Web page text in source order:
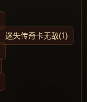
迷失传奇卡无敌(1)